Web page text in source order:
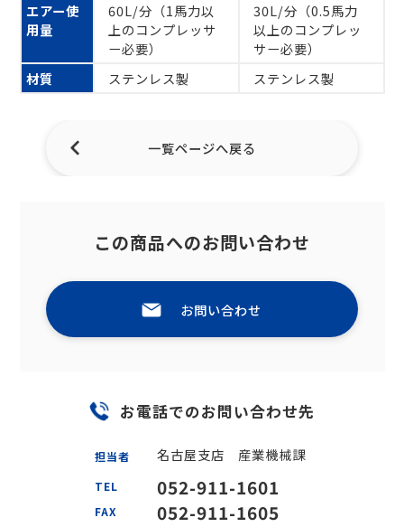
エアー使
用量
60L/分（1馬力以
上のコンプレッサ
ー必要）
30L/分（0.5馬力
以上のコンプレッ
サー必要）
材質
ステンレス製 ステンレス製
一覧ページへ戻る
この商品へのお問い合わせ
お問い合わせ
お電話でのお問い合わせ先
担当者 名古屋支店 産業機械課
TEL 052-911-1601
FAX 052-911-1605